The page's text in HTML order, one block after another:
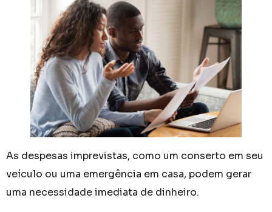
As despesas imprevistas, como um conserto em seu
veículo ou uma emergência em casa, podem gerar
uma necessidade imediata de dinheiro.